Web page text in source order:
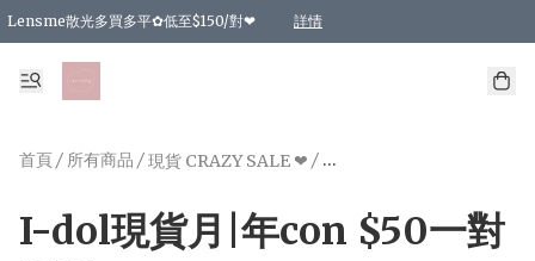
Lensme散光多買多平✿低至$150/對❤ 詳情
台灣Karacon⁩✧日拋 特價清貨❁⃘
日本韓國多款日/月拋現貨☼ 特價❤︎數量有限 售完即止
🇰🇷韓國多款月拋現貨 特價兩對$99✿數量有限 售完即止♫
精選商品，任選買2件或以上9 折；買4件或以上85 折；買6件或以上8 折
精選商品，任選買2件HKD 140.00；買4件HKD 260.00
精選商品，任選買2件HKD 190.00；買4件HKD 360.00
精選商品，任選買2件HKD 110.00；買4件HKD 180.00
精選商品，任選買2件HKD 170.00；買4件HKD 320.00
精選商品，任選買2件或以上減HKD 148.00
精選商品，任選買2件或以上減HKD 148.00
精選商品，任選買2件或以上95 折；買4件或以上9 折；買6件或以上85 折；買8件
精選商品，任選買12件或以上87 折
精選商品，任選買2件或以上減HKD 16.00；買4件或以上減HKD 32.00；買6
精選商品，任選買2件或以上95 折；買4件或以上9 折；買8件或以上85 折；買12
購物滿 HKD 800.00即享免運費優惠！（適用於 特定的送貨方式 )
首頁/ 所有商品 /現貨 CRAZY SALE ❤ / I-dol現貨月|年con $50一對
I-dol現貨月|年con $50一對